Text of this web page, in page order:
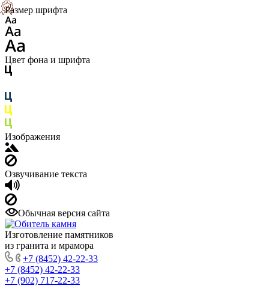
Размер шрифта
Цвет фона и шрифта
Изображения
Озвучивание текста
Обычная версия сайта
Изготовление памятников
из гранита и мрамора
+7 (8452) 42-22-33
+7 (8452) 42-22-33
+7 (902) 717-22-33